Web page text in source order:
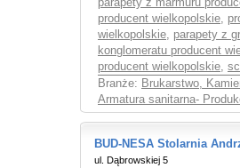
parapety z marmuru
producent wielkopolskie,
wielkopolskie, parapety z
konglomeratu producent
producent wielkopolskie,
Branże: Brukarstwo,
Armatura sanitarna-
BUD-NESA Stolarnia
ul. Dąbrowskiej 5